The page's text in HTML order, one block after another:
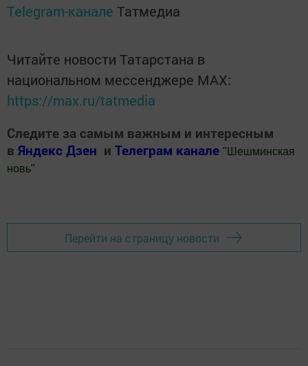
Telegram-канале Татмедиа
Читайте новости Татарстана в
национальном мессенджере MАХ:
https://max.ru/tatmedia
Следите за самым важным и интересным
в Яндекс Дзен и Телеграм канале " Шешминская
новь"
Перейти на страницу новости